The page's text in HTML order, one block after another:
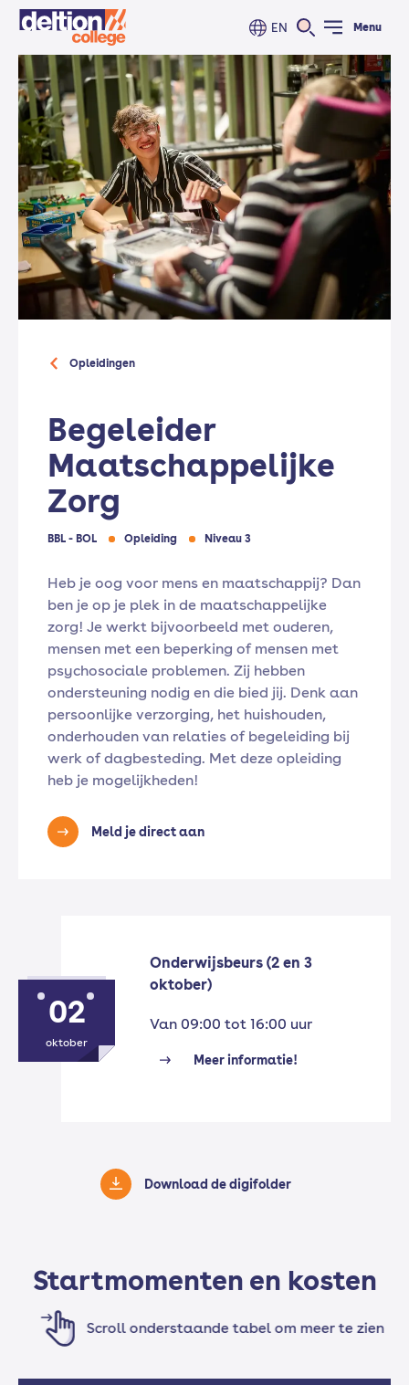
EN Menu
Opleidingen
Begeleider
Maatschappelijke
Zorg
BBL - BOL Opleiding Niveau 3
Heb je oog voor mens en maatschappij? Dan
ben je op je plek in de maatschappelijke
zorg! Je werkt bijvoorbeeld met ouderen,
mensen met een beperking of mensen met
psychosociale problemen. Zij hebben
ondersteuning nodig en die bied jij. Denk aan
persoonlijke verzorging, het huishouden,
onderhouden van relaties of begeleiding bij
werk of dagbesteding. Met deze opleiding
heb je mogelijkheden!
Meld je direct aan
02
oktober
Onderwijsbeurs (2 en 3
oktober)
Van 09:00 tot 16:00 uur
Meer informatie!
Download de digifolder
Startmomenten en kosten
Scroll onderstaande tabel om meer te zien